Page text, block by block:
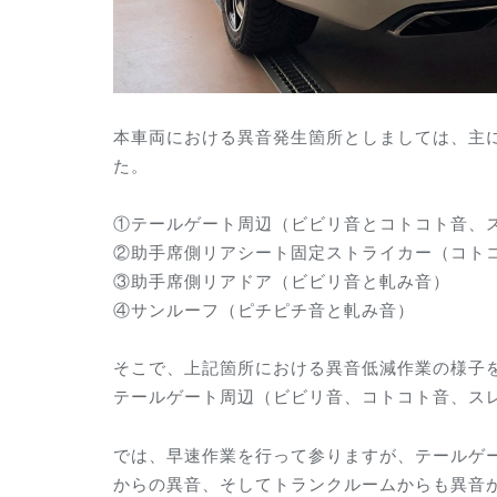
本車両における異音発生箇所としましては、
た。
①テールゲート周辺（ビビリ音とコトコト音、
②助手席側リアシート固定ストライカー（コト
③助手席側リアドア（ビビリ音と軋み音）
④サンルーフ（ピチピチ音と軋み音）
そこで、上記箇所における異音低減作業の様
テールゲート周辺（ビビリ音、コトコト音、
では、早速作業を行って参りますが、テール
からの異音、そしてトランクルームからも異